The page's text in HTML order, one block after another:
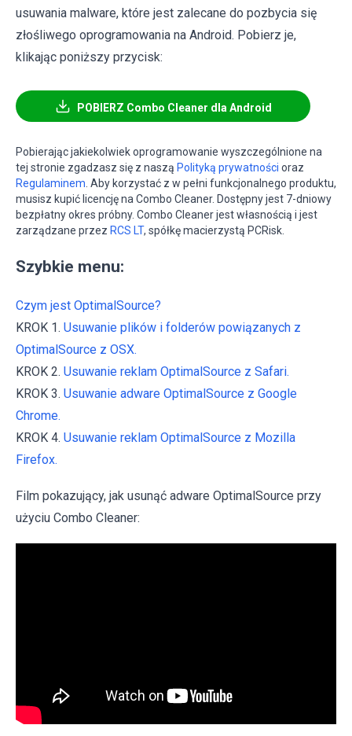
usuwania malware, które jest zalecane do pozbycia się
złośliwego oprogramowania na Android. Pobierz je,
klikając poniższy przycisk:
POBIERZ Combo Cleaner dla Android
Pobierając jakiekolwiek oprogramowanie wyszczególnione na
tej stronie zgadzasz się z naszą Polityką prywatności oraz
Regulaminem. Aby korzystać z w pełni funkcjonalnego produktu,
musisz kupić licencję na Combo Cleaner. Dostępny jest 7-dniowy
bezpłatny okres próbny. Combo Cleaner jest własnością i jest
zarządzane przez RCS LT, spółkę macierzystą PCRisk.
Szybkie menu:
Czym jest OptimalSource?
KROK 1. Usuwanie plików i folderów powiązanych z
OptimalSource z OSX.
KROK 2. Usuwanie reklam OptimalSource z Safari.
KROK 3. Usuwanie adware OptimalSource z Google
Chrome.
KROK 4. Usuwanie reklam OptimalSource z Mozilla
Firefox.
Film pokazujący, jak usunąć adware OptimalSource przy
użyciu Combo Cleaner: